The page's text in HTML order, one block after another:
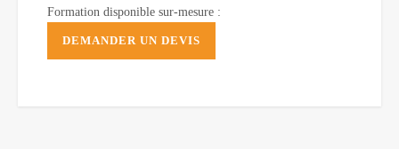
Formation disponible sur-mesure :
DEMANDER UN DEVIS